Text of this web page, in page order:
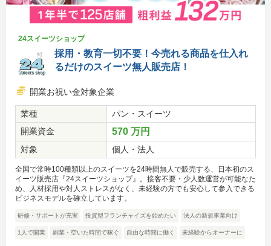
24スイーツショップ
採用・教育一切不要！今売れる商品を仕入れ
るだけのスイーツ無人販売店！
開業お祝い金対象企業
業種
パン・スイーツ
開業資金
570 万円
対象 個人・法人
全国で常時100種類以上のスイーツを24時間無人で販売する、日本初のス
イーツ販売店『24スイーツショップ』。接客不要・少人数運営が可能なた
め、人材採用や対人ストレスがなく、未経験の方でも安心して参入できる
ビジネスモデルを確立しています。
研修・サポートが充実 投資型フランチャイズを始めたい 法人の新規事業向け
1人で開業 副業・空いた時間で稼ぐ 自由な時間に働く 未経験からオーナーに